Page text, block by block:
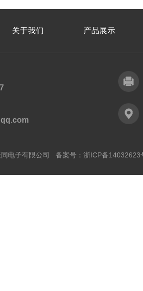
关于我们 产品展示
电子有限公司 备案号： 浙ICP备14032623